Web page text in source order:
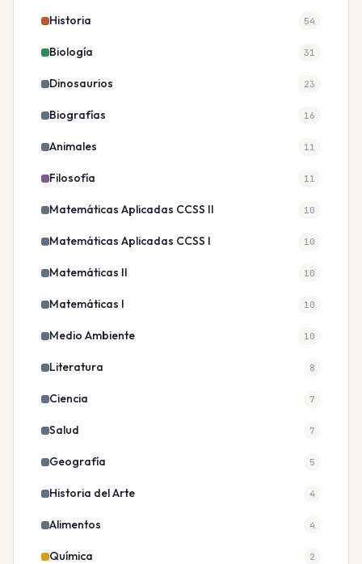
Historia 54
Biología 31
Dinosaurios 23
Biografías 16
Animales 11
Filosofía 11
Matemáticas Aplicadas CCSS II 10
Matemáticas Aplicadas CCSS I 10
Matemáticas II 10
Matemáticas I 10
Medio Ambiente 10
Literatura 8
Ciencia 7
Salud 7
Geografía 5
Historia del Arte 4
Alimentos 4
Química 2